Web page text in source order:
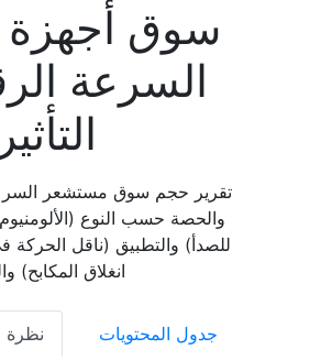
سوق أجهزة
السرعة
تقرير حجم سوق مستشعر
والحصة حسب النوع
للصدأ) والتطبيق (ناقل الحركة
انغلاق المكابح)
نظرة جدول المحتويات